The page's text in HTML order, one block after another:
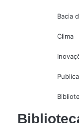
Bacia
Clima